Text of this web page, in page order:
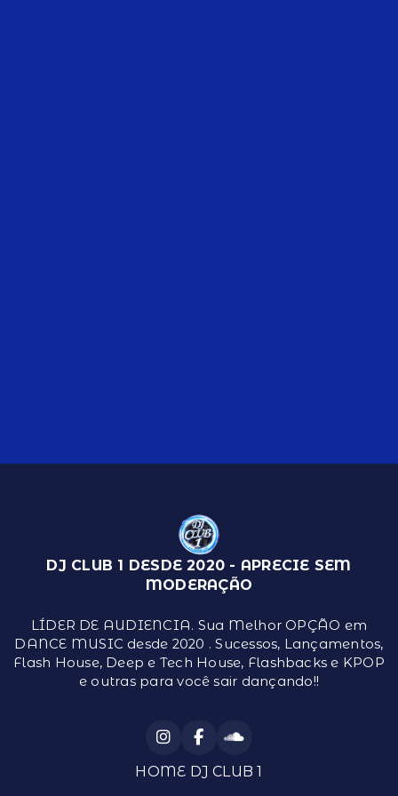
DJ CLUB 1 DESDE 2020 - APRECIE SEM
MODERAÇÃO
LÍDER DE AUDIENCIA. Sua Melhor OPÇÃO em
DANCE MUSIC desde 2020 . Sucessos, Lançamentos,
Flash House, Deep e Tech House, Flashbacks e KPOP
e outras para você sair dançando!!
HOME DJ CLUB 1